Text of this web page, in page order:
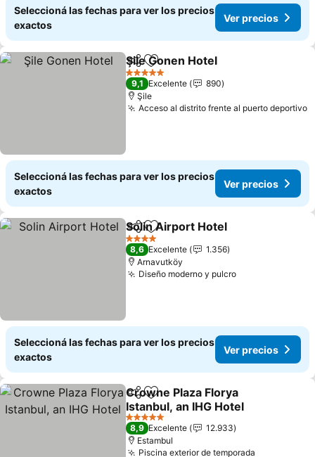
Seleccioná las fechas para ver los precios
exactos
Ver precios
CompartirAñadir a favoritos
Şile Gonen Hotel
5 Estrellas
9,1 Excelente
890
Şile
Acceso al distrito frente al puerto deportivo
Seleccioná las fechas para ver los precios
exactos
Ver precios
CompartirAñadir a favoritos
Solin Airport Hotel
4 Estrellas
8,6 Excelente
1.356
Arnavutköy
Diseño moderno y pulcro
Seleccioná las fechas para ver los precios
exactos
Ver precios
CompartirAñadir a favoritos
Crowne Plaza Florya
Istanbul, an IHG Hotel
5 Estrellas
8,9 Excelente
12.933
Estambul
Piscina exterior de temporada